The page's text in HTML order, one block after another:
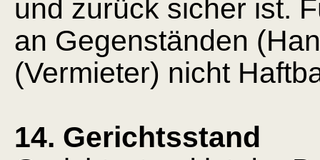
und zurück sicher ist.
an Gegenständen
(Vermieter) nicht
14. Gerichtsstand